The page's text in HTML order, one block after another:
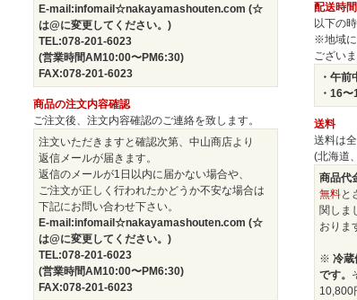
E-mail:infomail☆nakayamashouten.com (☆
は@に変更してください。)
TEL:078-201-6023
(営業時間AM10:00〜PM6:30)
FAX:078-201-6023
商品の注文内容確認
ご注文後、注文内容確認のご連絡を致します。
注文いただきますと確認次第、中山商店より
返信メールが届きます。
返信のメールが1日以内に届かない場合や、
ご注文が正しく行われたかどうか不安な場合は
下記にお問い合わせ下さい。
E-mail:infomail☆nakayamashouten.com (☆
は@に変更してください。)
TEL:078-201-6023
(営業時間AM10:00〜PM6:30)
FAX:078-201-6023
配送時
以下の
※地域に
ございま
・午
・16
送料
送料は
(北海道
商品代
無料と
関しま
おりま
※ 冷蔵
です。
10,800